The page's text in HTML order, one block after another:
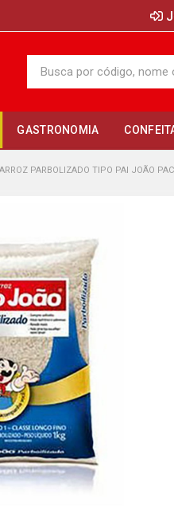
GASTRONOMIA
ARROZ PARBOLIZADO TIPO PAI JOÃO